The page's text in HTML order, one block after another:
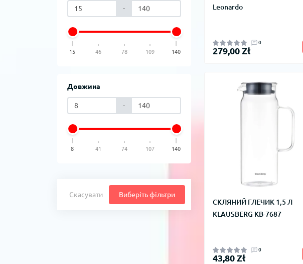
-
15 46 78 109 140
Довжина
-
8 41 74 107 140
Скасувати Виберіть фільтри
Leonardo
0
279,00 Zł
СКЛЯНИЙ ГЛЕЧИК 1,5 Л
KLAUSBERG KB-7687
0
43,80 Zł